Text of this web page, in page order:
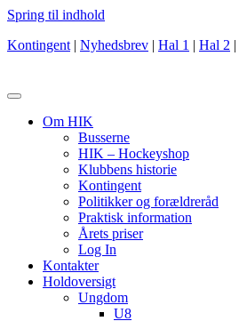
Spring til indhold
Kontingent | Nyhedsbrev | Hal 1 | Hal 2 |
Om HIK
Busserne
HIK – Hockeyshop
Klubbens historie
Kontingent
Politikker og forældreråd
Praktisk information
Årets priser
Log In
Kontakter
Holdoversigt
Ungdom
U8